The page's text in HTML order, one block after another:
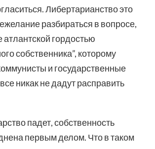
Либертарианство это
разбираться в вопросе,
гордостью
собственника”, которому
и государственные
никак не дадут расправить
падет, собственность
первым делом. Что в таком